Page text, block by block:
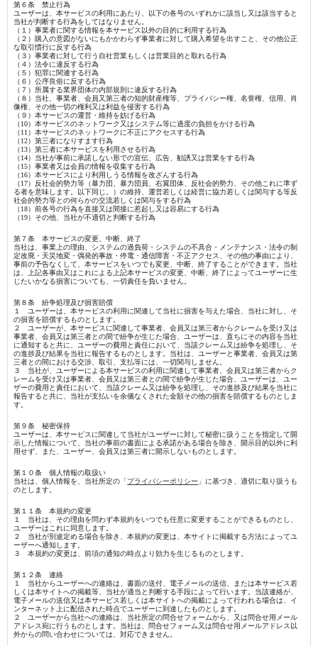
第６条 禁止行為
ユーザーは、本サービスの利用にあたり、以下の各号のいずれかに該当し又は該当すると
当社が判断する行為をしてはなりません。
（１）事業者に関する情報を本サービス以外の目的に利用する行為
（２）購入の意図がないにもかかわらず事業者に対して購入希望を出すこと、その他公正
な取引慣行に反する行為
（３）事業者に対して行う自社営業もしくは営業目的と取れる行為
（４）法令に違反する行為
（５）犯罪に関連する行為
（６）公序良俗に反する行為
（７）所属する業界団体の内部規則に違反する行為
（８）当社、事業者、会員又第三者の知的財産権等、プライバシー権、名誉権、信用、肖
像権、その他一切の権利又は利益を侵害する行為
（９）本サービスの運営・維持を妨げる行為
（10）本サービスのネットワーク又はシステム等に過度の負担をかける行為
（11）本サービスのネットワークに不正にアクセスする行為
（12）第三者になりすます行為
（13）第三者に本サービスを利用させる行為
（14）当社が事前に承諾しない形での宣伝、広告、勧誘又は営業をする行為
（15）事業者又は会員の情報を収集する行為
（16）本サービスにより利用しうる情報を改ざんする行為
（17）反社会的勢力等（暴力団、暴力団員、右翼団体、反社会的勢力、その他これに準ず
る者を意味します。以下同じ。）の維持、運営若しくは経営に協力若しくは関与する等反
社会的勢力等との何らかの交流若しくは関与をする行為
（18）前各号の行為を直接又は間接に惹起し又は容易にする行為
（19）その他、当社が不適切と判断する行為
第７条 本サービスの変更、中断、終了
当社は、事業上の理由、システムの過負荷・システムの不具合・メンテナンス・法令の制
定改廃・天災地変・偶発的事故・停電・通信障害・不正アクセス、その他の事由により、
事前の予告なくして、本サービスをいつでも変更、中断、終了することができます。当社
は、上記各事由又はこれによる上記本サービスの変更、中断、終了によってユーザーに生
じたいかなる損害についても、一切責任を負いません。
第８条 紛争処理及び損害賠償
１ ユーザーは、本サービスの利用に関連して当社に損害を与えた場合、当社に対し、そ
の損害を賠償するものとします。
２ ユーザーが、本サービスに関連して事業者、会員又は第三者からクレームを受け又は
事業者、会員又は第三者との間で紛争が生じた場合、ユーザーは、直ちにその内容を当社
に通知すると共に、ユーザーの費用と責任において、当該クレーム又は紛争を処理し、そ
の進捗及び結果を当社に報告するものとします。当社は、ユーザーと事業者、会員又は第
三者との間における交渉、取引、支払等には、一切関与しません。
３ 当社が、ユーザーによる本サービスの利用に関連して事業者、会員又は第三者からク
レームを受け又は事業者、会員又は第三者との間で紛争が生じた場合、ユーザーは、ユー
ザーの費用と責任において、当該クレーム又は紛争を処理し、その進捗及び結果を当社に
報告すると共に、当社が支払いを余儀なくされた金額その他の損害を賠償するものとしま
す。
第９条 秘密保持
ユーザーは、本サービスに関連して当社がユーザーに対して秘密に扱うことを指定して開
示した情報について、当社の事前の書面による承諾がある場合を除き、開示目的以外に利
用せず、また、ユーザー、会員又は第三者に開示しないものとします。
第１０条 個人情報の取扱い
当社は、個人情報を、当社所定の「プライバシーポリシー 」に基づき、適切に取り扱うも
のとします。
第１１条 本規約の変更
１ 当社は、その理由を問わず本規約をいつでも任意に変更することができるものとし、
ユーザーはこれに同意します。
２ 当社が別途定める場合を除き、本規約の変更は、本サイトに掲載する方法によってユ
ーザーへ通知します。
３ 本規約の変更は、前項の通知の時点より効力を生じるものとします。
第１２条 連絡
１ 当社からユーザーへの連絡は、書面の送付、電子メールの送信、または本サービス若
しくは本サイトへの掲載等、当社が適当と判断する手段によって行います。当該連絡が、
電子メールの送信又は本サービス若しくは本サイトへの掲載によって行われる場合は、イ
ンターネット上に配信された時点でユーザーに到達したものとします。
２ ユーザーから当社への連絡は、当社所定の問合せフォームから、又は問合せ用メール
アドレス宛に行うものとします。当社は、問合せフォーム又は問合せ用メールアドレス以
外からの問い合わせについては、対応できません。